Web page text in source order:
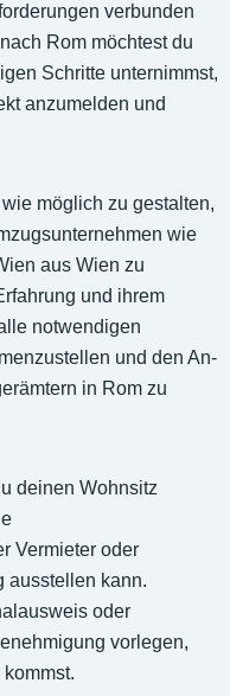
verbunden
Rom möchtest du
Schritte unternimmst,
anzumelden und
möglich zu gestalten,
wie
aus Wien zu
und ihrem
notwendigen
und den An-
in Rom zu
deinen Wohnsitz
Vermieter oder
ausstellen kann.
oder
vorlegen,